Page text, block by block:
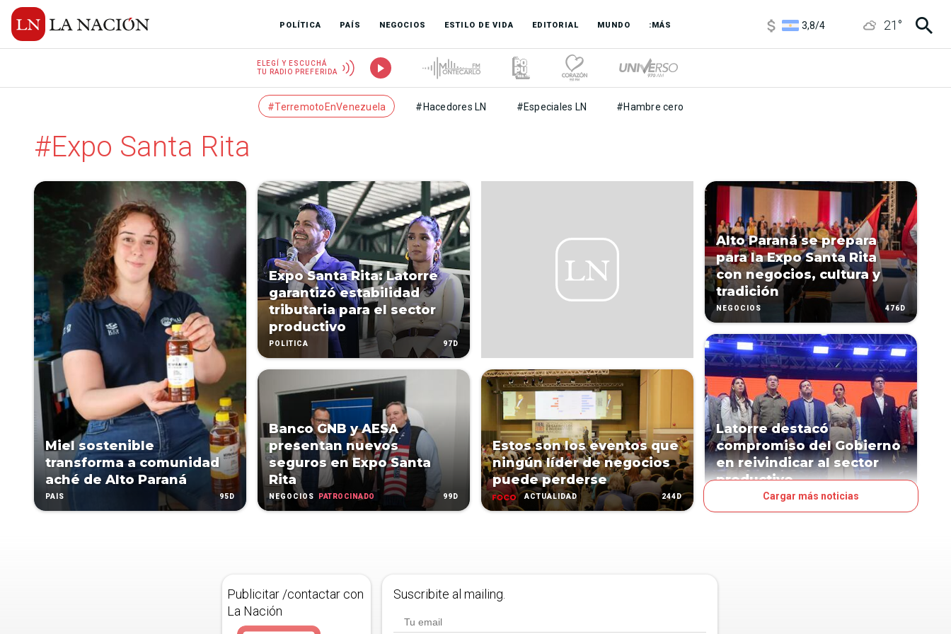
POLÍTICA PAÍS NEGOCIOS ESTILO DE VIDA EDITORIAL MUNDO :MÁS
3,8/4
21 °
ELEGÍ Y ESCUCHÁ
TU RADIO PREFERIDA
#TerremotoEnVenezuela #Hacedores LN #Especiales LN #Hambre cero
#Expo Santa Rita
Miel sostenible
transforma a comunidad
aché de Alto Paraná
PAÍS 95D
Expo Santa Rita: Latorre
garantizó estabilidad
tributaria para el sector
productivo
POLÍTICA 97D
Banco GNB y AESA
presentan nuevos
seguros en Expo Santa
Rita
NEGOCIOS PATROCINADO 99D
Estos son los eventos que
ningún líder de negocios
puede perderse
ACTUALIDAD 244D
Alto Paraná se prepara
para la Expo Santa Rita
con negocios, cultura y
tradición
NEGOCIOS 476D
Latorre destacó
compromiso del Gobierno
en reivindicar al sector
productivo
Cargar más noticias
Publicitar /contactar con
La Nación
Suscribite al mailing.